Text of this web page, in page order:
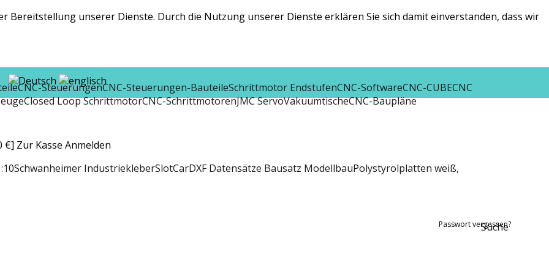
Bereitstellung unserer Dienste. Durch die Nutzung unserer Dienste erklären Sie sich damit einverstanden, dass wir
CNC-SteuerungenCNC-Steuerungen-BauteileSchrittmotor EndstufenCNC-SoftwareCNC-CUBECNC
Closed Loop SchrittmotorCNC-SchrittmotorenJMC ServoVakuumtischeCNC-Baupläne
Schwanheimer IndustriekleberSlotCarDXF Datensätze Bausatz ModellbauPolystyrolplatten weiß,
Suche
€] Zur Kasse Anmelden
Passwort vergessen?